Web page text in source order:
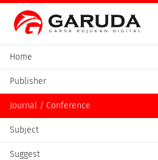
Home
Publisher
Journal / Conference
Subject
Suggest